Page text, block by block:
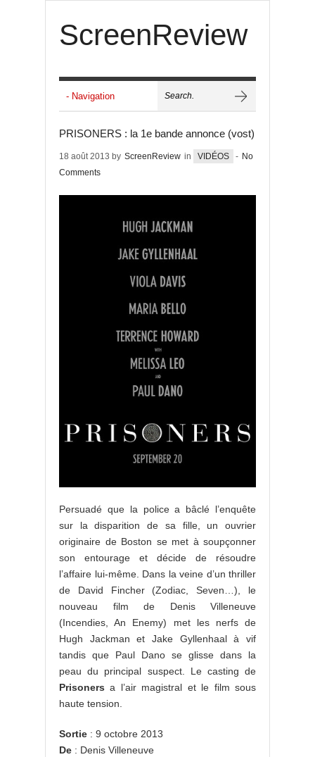
ScreenReview
PRISONERS : la 1e bande annonce (vost)
18 août 2013 by ScreenReview in VIDÉOS - No
Comments
Persuadé que la police a bâclé l’enquête
sur la disparition de sa fille, un ouvrier
originaire de Boston se met à soupçonner
son entourage et décide de résoudre
l’affaire lui-même. Dans la veine d’un thriller
de David Fincher (Zodiac, Seven…), le
nouveau film de Denis Villeneuve
(Incendies, An Enemy) met les nerfs de
Hugh Jackman et Jake Gyllenhaal à vif
tandis que Paul Dano se glisse dans la
peau du principal suspect. Le casting de
Prisoners a l’air magistral et le film sous
haute tension.
Sortie : 9 octobre 2013
De : Denis Villeneuve